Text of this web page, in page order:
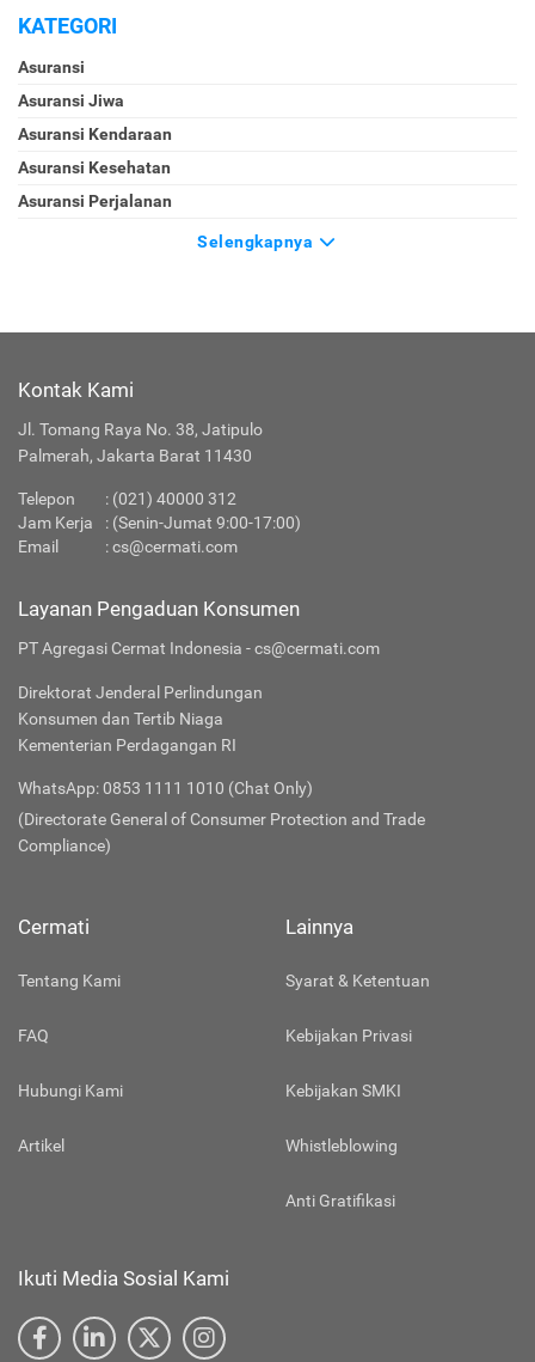
KATEGORI
Asuransi
Asuransi Jiwa
Asuransi Kendaraan
Asuransi Kesehatan
Asuransi Perjalanan
Selengkapnya
Kontak Kami
Jl. Tomang Raya No. 38, Jatipulo
Palmerah, Jakarta Barat 11430
Telepon : (021) 40000 312
Jam Kerja
: (Senin-Jumat 9:00-17:00)
Email
:cs@cermati.com
Layanan Pengaduan Konsumen
PT Agregasi Cermat Indonesia - cs@cermati.com
Direktorat Jenderal Perlindungan
Konsumen dan Tertib Niaga
Kementerian Perdagangan RI
WhatsApp: 0853 1111 1010 (Chat Only)
(Directorate General of Consumer Protection and Trade
Compliance)
Cermati
Tentang Kami
FAQ
Hubungi Kami
Artikel
Lainnya
Syarat & Ketentuan
Kebijakan Privasi
Kebijakan SMKI
Whistleblowing
Anti Gratifikasi
Ikuti Media Sosial Kami